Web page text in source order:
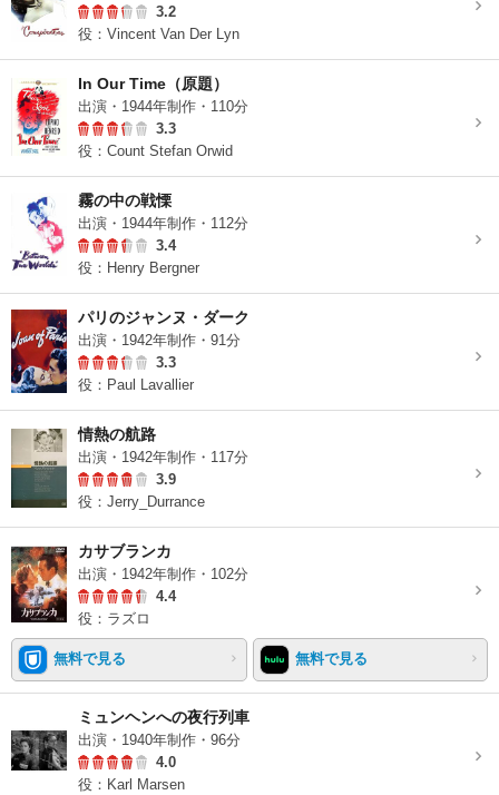
3.2
役：Vincent Van Der Lyn
In Our Time（原題）
出演・1944年制作・110分
3.3
役：Count Stefan Orwid
霧の中の戦慄
出演・1944年制作・112分
3.4
役：Henry Bergner
パリのジャンヌ・ダーク
出演・1942年制作・91分
3.3
役：Paul Lavallier
情熱の航路
出演・1942年制作・117分
3.9
役：Jerry_Durrance
カサブランカ
出演・1942年制作・102分
4.4
役：ラズロ
無料で見る 無料で見る
ミュンヘンへの夜行列車
出演・1940年制作・96分
4.0
役：Karl Marsen